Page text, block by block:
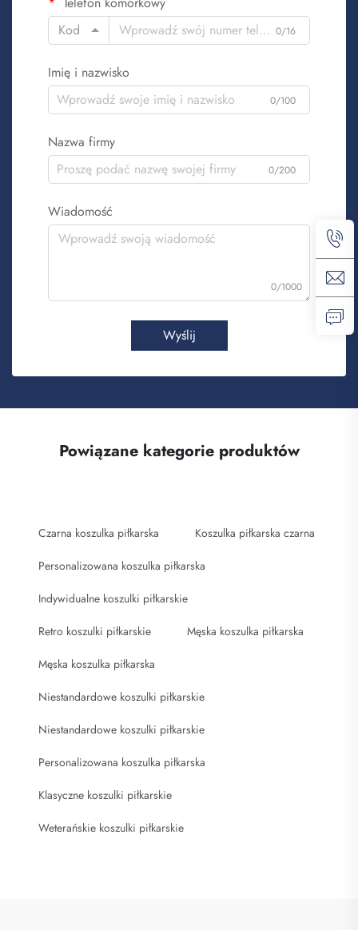
Kod
0/16
Imię i nazwisko
0/100
Nazwa firmy
0/200
Wiadomość
0/1000
Wyślij
Powiązane kategorie produktów
Czarna koszulka piłkarska Koszulka piłkarska czarna
Personalizowana koszulka piłkarska
Indywidualne koszulki piłkarskie
Retro koszulki piłkarskie Męska koszulka piłkarska
Męska koszulka piłkarska
Niestandardowe koszulki piłkarskie
Niestandardowe koszulki piłkarskie
Personalizowana koszulka piłkarska
Klasyczne koszulki piłkarskie
Weterańskie koszulki piłkarskie